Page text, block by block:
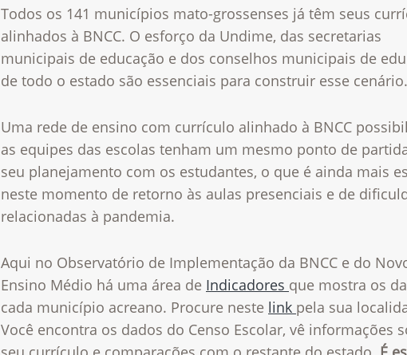
Todos os 141 municípios mato-grossenses já têm seus
alinhados à BNCC. O esforço da Undime, das secretarias
municipais de educação e dos conselhos municipais de
de todo o estado são essenciais para construir esse
Uma rede de ensino com currículo alinhado à BNCC
as equipes das escolas tenham um mesmo ponto de
seu planejamento com os estudantes, o que é ainda mais
neste momento de retorno às aulas presenciais e de
relacionadas à pandemia.
Aqui no Observatório de Implementação da BNCC e do
Ensino Médio há uma área de Indicadores que mostra os
cada município acreano. Procure neste link pela sua
Você encontra os dados do Censo Escolar, vê informações